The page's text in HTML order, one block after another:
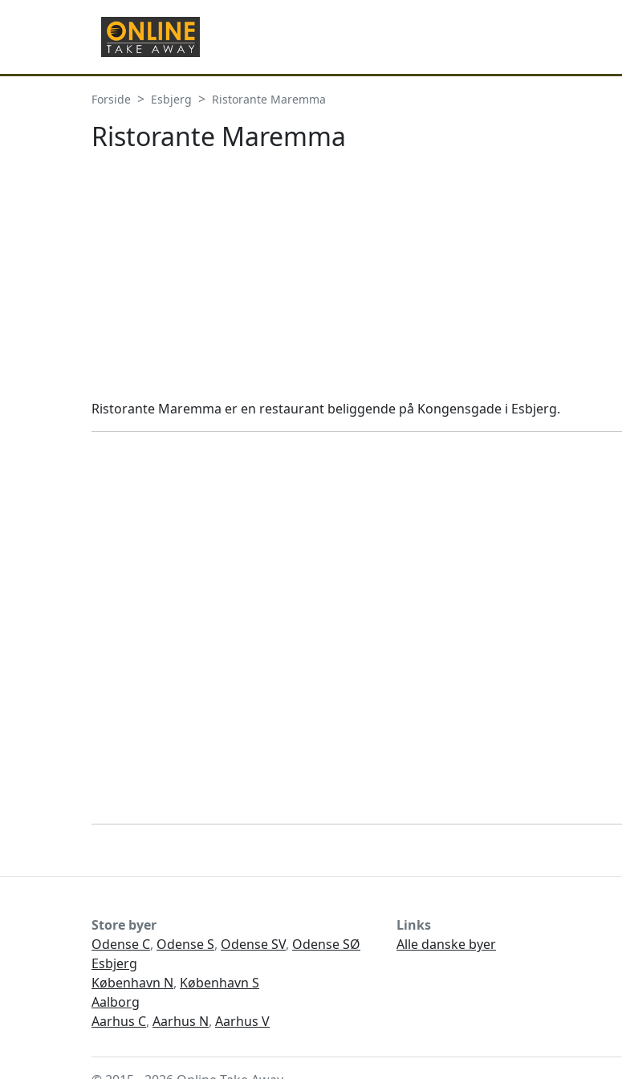
Forside Esbjerg Ristorante Maremma
Ristorante Maremma
Ristorante Maremma er en restaurant beliggende på Kongensgade i Esbjerg.
Store byer
Odense C, Odense S, Odense SV, Odense SØ
Esbjerg
København N, København S
Aalborg
Aarhus C, Aarhus N, Aarhus V
Links
Alle danske byer